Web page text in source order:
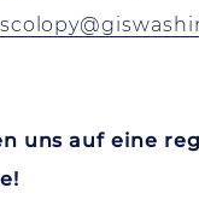
uns auf eine